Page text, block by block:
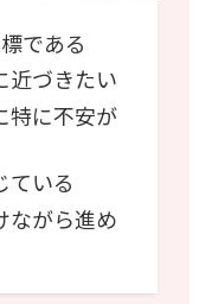
である
近づきたい
特に不安が
ている
ながら進め